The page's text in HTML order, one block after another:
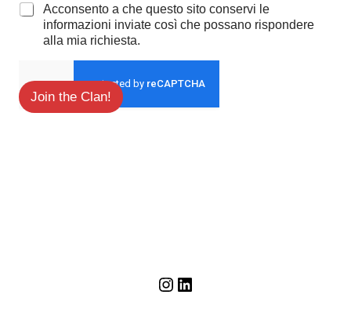
Acconsento a che questo sito conservi le
informazioni inviate così che possano rispondere
alla mia richiesta.
Join the Clan!
Instagram
LinkedIn